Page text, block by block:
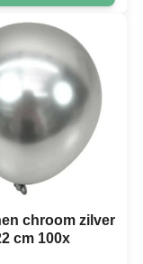
chroom zilver
cm 100x